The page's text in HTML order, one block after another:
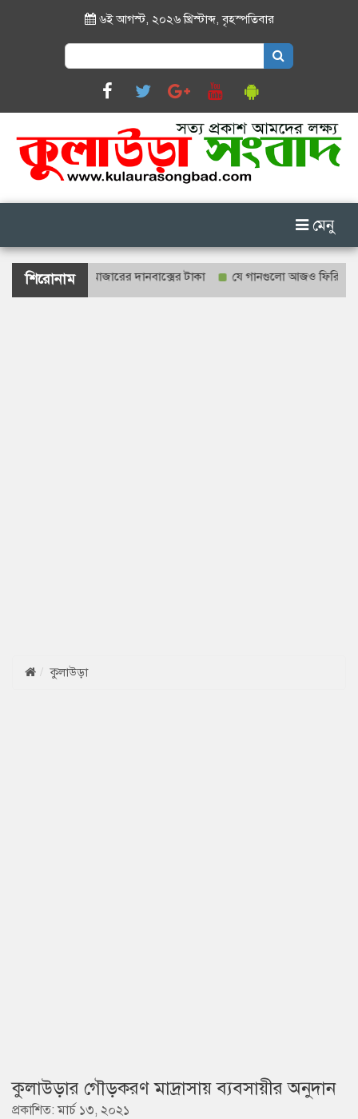
৬ই আগস্ট, ২০২৬ খ্রিস্টাব্দ,বৃহস্পতিবার
Search
for:
মেনু
শিরোনাম
শাহজালাল মাজারের দানবাক্সের টাকা যে গানগুলো আজও ফিরিয়ে নেয়
কুলাউড়া
কুলাউড়ার গৌড়করণ মাদ্রাসায় ব্যবসায়ীর অনুদান
প্রকাশিত: মার্চ ১৩, ২০২১